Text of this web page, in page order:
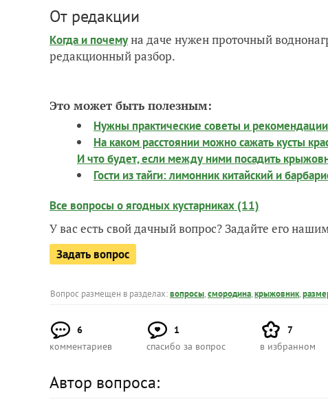
От редакции
Когда и почемуна даче нужен проточный
редакционный разбор.
Это может быть полезным:
Нужны практические советы и
На каком расстоянии можно сажать кусты
И что будет, если между ними посадить
Гости из тайги: лимонник китайский и
Все вопросы о ягодных кустарниках (11)
У вас есть свой дачный вопрос? Задайте его
Задать вопрос
Вопрос размещен в разделах:вопросы,смородина,крыжовник,
6
комментариев
1
спасибо за вопрос
7
в избранном
Автор вопроса: